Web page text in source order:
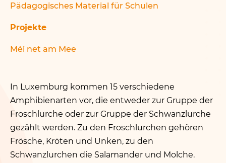
Pädagogisches Material für Schulen
Projekte
Méi net am Mee
In Luxemburg kommen 15 verschiedene
Amphibienarten vor, die entweder zur Gruppe der
Froschlurche oder zur Gruppe der Schwanzlurche
gezählt werden. Zu den Froschlurchen gehören
Frösche, Kröten und Unken, zu den
Schwanzlurchen die Salamander und Molche.